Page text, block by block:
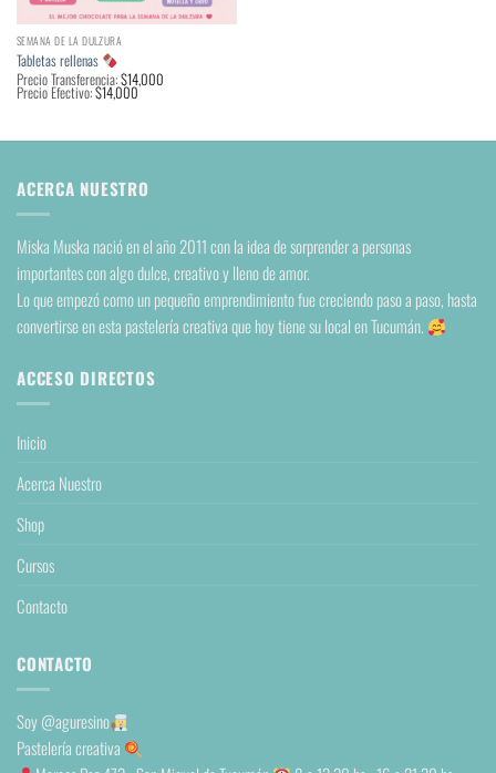
SEMANA DE LA DULZURA
Tabletas rellenas
Precio Transferencia:$14,000
Precio Efectivo:$14,000
ACERCA NUESTRO
Miska Muska nació en el año 2011 con la idea de sorprender a personas
importantes con algo dulce, creativo y lleno de amor.
Lo que empezó como un pequeño emprendimiento fue creciendo paso a paso, hasta
convertirse en esta pastelería creativa que hoy tiene su local en Tucumán.
ACCESO DIRECTOS
Inicio
Acerca Nuestro
Shop
Cursos
Contacto
CONTACTO
Soy@aguresino
Pastelería creativa